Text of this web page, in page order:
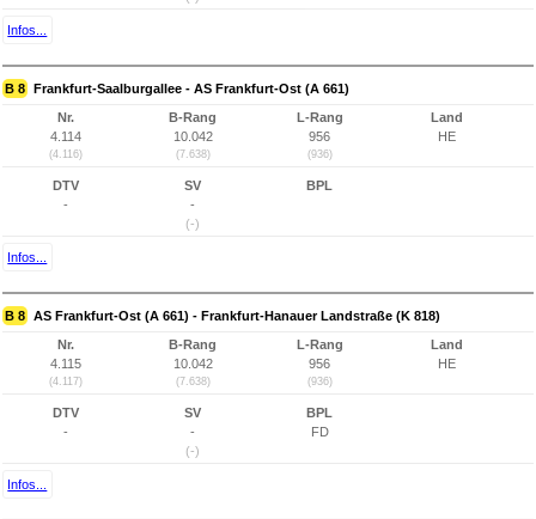
Infos...
B 8 Frankfurt-Saalburgallee - AS Frankfurt-Ost (A 661)
Nr.
4.114
(4.116)
B-Rang
10.042
(7.638)
L-Rang
956
(936)
Land
HE
DTV
-
SV
-
(-)
BPL
Infos...
B 8 AS Frankfurt-Ost (A 661) - Frankfurt-Hanauer Landstraße (K 818)
Nr.
4.115
(4.117)
B-Rang
10.042
(7.638)
L-Rang
956
(936)
Land
HE
DTV
-
SV
-
(-)
BPL
FD
Infos...